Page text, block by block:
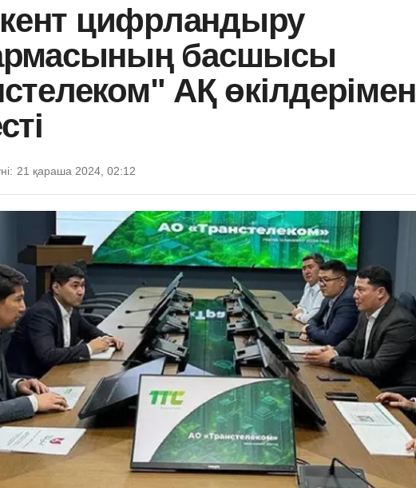
цифрландыру
басшысы
АҚ өкілдерімен
21 қараша 2024, 02:12